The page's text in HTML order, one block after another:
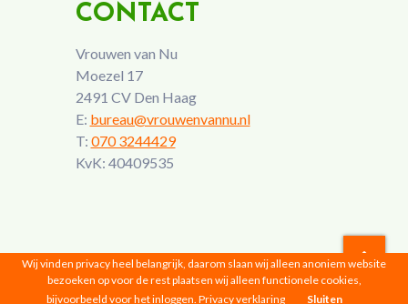
CONTACT
Vrouwen van Nu
Moezel 17
2491 CV Den Haag
E: bureau@vrouwenvannu.nl
T: 070 3244429
KvK: 40409535
Vrouwen van Nu © 2026 |Privacyverklaring
Wij vinden privacy heel belangrijk, daarom slaan wij alleen anoniem website
bezoeken op voor de rest plaatsen wij alleen functionele cookies,
bijvoorbeeld voor het inloggen. Privacy verklaring Sluiten